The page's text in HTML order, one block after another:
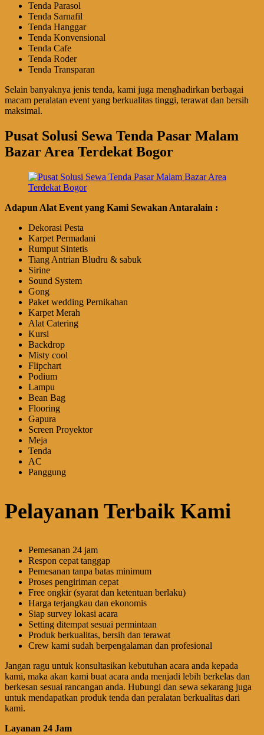
Tenda Parasol
Tenda Sarnafil
Tenda Hanggar
Tenda Konvensional
Tenda Cafe
Tenda Roder
Tenda Transparan
Selain banyaknya jenis tenda, kami juga menghadirkan berbagai
macam peralatan event yang berkualitas tinggi, terawat dan bersih
maksimal.
Pusat Solusi Sewa Tenda Pasar Malam
Bazar Area Terdekat Bogor
Adapun Alat Event yang Kami Sewakan Antaralain :
Dekorasi Pesta
Karpet Permadani
Rumput Sintetis
Tiang Antrian Bludru & sabuk
Sirine
Sound System
Gong
Paket wedding Pernikahan
Karpet Merah
Alat Catering
Kursi
Backdrop
Misty cool
Flipchart
Podium
Lampu
Bean Bag
Flooring
Gapura
Screen Proyektor
Meja
Tenda
AC
Panggung
Pelayanan Terbaik Kami
Pemesanan 24 jam
Respon cepat tanggap
Pemesanan tanpa batas minimum
Proses pengiriman cepat
Free ongkir (syarat dan ketentuan berlaku)
Harga terjangkau dan ekonomis
Siap survey lokasi acara
Setting ditempat sesuai permintaan
Produk berkualitas, bersih dan terawat
Crew kami sudah berpengalaman dan profesional
Jangan ragu untuk konsultasikan kebutuhan acara anda kepada
kami, maka akan kami buat acara anda menjadi lebih berkelas dan
berkesan sesuai rancangan anda. Hubungi dan sewa sekarang juga
untuk mendapatkan produk tenda dan peralatan berkualitas dari
kami.
Layanan 24 Jam